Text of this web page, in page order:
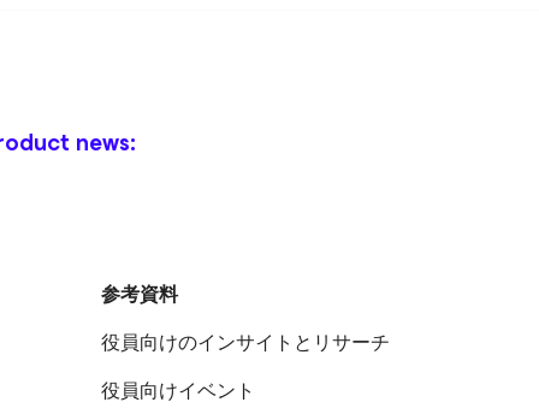
news:
参考資料
役員向けのインサイトとリサーチ
役員向けイベント